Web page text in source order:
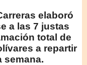
elaboró
a las 7 justas
total de
a repartir
semana.